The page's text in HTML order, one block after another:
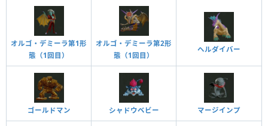
オルゴ・デミーラ第1形
態（1回目）
オルゴ・デミーラ第2形
態（1回目）
ヘルダイバー
ゴールドマン シャドウベビー マージインプ